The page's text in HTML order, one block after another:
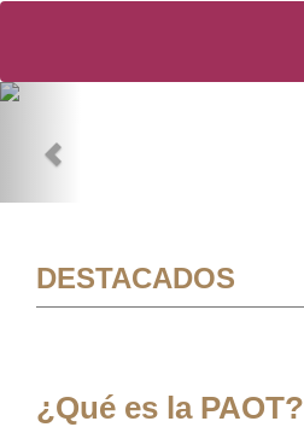
DESTACADOS
¿Qué es la PAOT?